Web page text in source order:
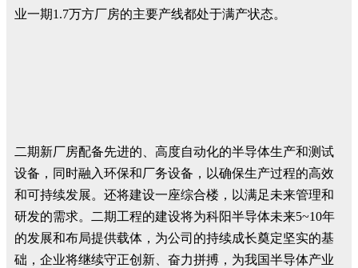
业一期1.7万方厂房的主要产线都处于满产状态。
二期新厂房配备先进的、高度自动化的半导体生产和测试
设备，同时融入环保和厂务设备，以确保生产过程的高效
和可持续发展。还将建设一座综合楼，以满足未来管理和
研发的需求。二期工程的建设将为科阳半导体未来5~10年
的发展和布局提供载体，为公司的持续成长奠定坚实的基
础，企业将继续守正创新、奋力拼搏，为我国半导体产业